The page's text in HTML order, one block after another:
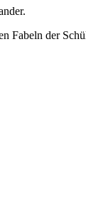
Fabeln der